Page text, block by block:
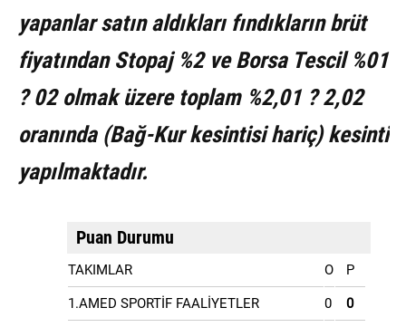
yapanlar satın aldıkları fındıkların brüt
fiyatından Stopaj %2 ve Borsa Tescil %01
? 02 olmak üzere toplam %2,01 ? 2,02
oranında (Bağ-Kur kesintisi hariç) kesinti
yapılmaktadır.
Puan Durumu
TAKIMLAR O P
1.AMED SPORTİF FAALİYETLER 0 0